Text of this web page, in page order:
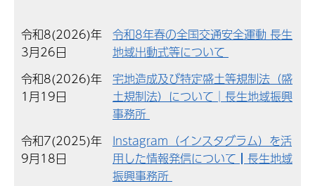
令和8(2026)年
3月26日
令和8年春の全国交通安全運動 長生
地域出動式等について
令和8(2026)年
1月19日
宅地造成及び特定盛土等規制法（盛
土規制法）について│長生地域振興
事務所
令和7(2025)年
9月18日
Instagram（インスタグラム）を活
用した情報発信について┃長生地域
振興事務所